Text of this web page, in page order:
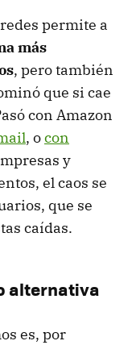
permite a
más
, pero también
que si cae
con Amazon
, ocon
y
el caos se
que se
caídas.
alternativa
es, por